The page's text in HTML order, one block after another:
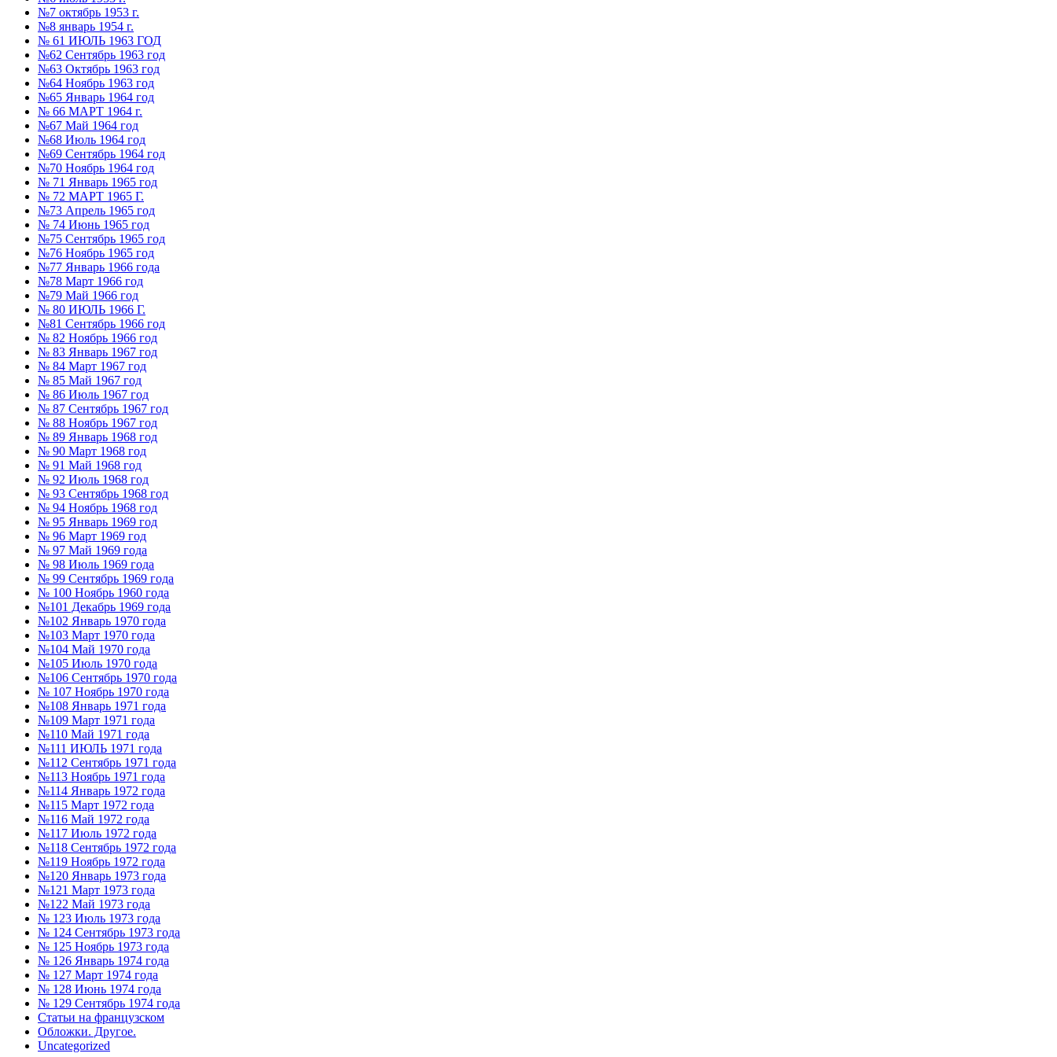
№7 октябрь 1953 г.
№8 январь 1954 г.
№ 61 ИЮЛЬ 1963 ГОД
№62 Сентябрь 1963 год
№63 Октябрь 1963 год
№64 Ноябрь 1963 год
№65 Январь 1964 год
№ 66 МАРТ 1964 г.
№67 Май 1964 год
№68 Июль 1964 год
№69 Сентябрь 1964 год
№70 Ноябрь 1964 год
№ 71 Январь 1965 год
№ 72 МАРТ 1965 Г.
№73 Апрель 1965 год
№ 74 Июнь 1965 год
№75 Сентябрь 1965 год
№76 Ноябрь 1965 год
№77 Январь 1966 года
№78 Март 1966 год
№79 Май 1966 год
№ 80 ИЮЛЬ 1966 Г.
№81 Сентябрь 1966 год
№ 82 Ноябрь 1966 год
№ 83 Январь 1967 год
№ 84 Март 1967 год
№ 85 Май 1967 год
№ 86 Июль 1967 год
№ 87 Сентябрь 1967 год
№ 88 Ноябрь 1967 год
№ 89 Январь 1968 год
№ 90 Март 1968 год
№ 91 Май 1968 год
№ 92 Июль 1968 год
№ 93 Сентябрь 1968 год
№ 94 Ноябрь 1968 год
№ 95 Январь 1969 год
№ 96 Март 1969 год
№ 97 Май 1969 года
№ 98 Июль 1969 года
№ 99 Сентябрь 1969 года
№ 100 Ноябрь 1960 года
№101 Декабрь 1969 года
№102 Январь 1970 года
№103 Март 1970 года
№104 Май 1970 года
№105 Июль 1970 года
№106 Сентябрь 1970 года
№ 107 Ноябрь 1970 года
№108 Январь 1971 года
№109 Март 1971 года
№110 Май 1971 года
№111 ИЮЛЬ 1971 года
№112 Сентябрь 1971 года
№113 Ноябрь 1971 года
№114 Январь 1972 года
№115 Март 1972 года
№116 Май 1972 года
№117 Июль 1972 года
№118 Сентябрь 1972 года
№119 Ноябрь 1972 года
№120 Январь 1973 года
№121 Март 1973 года
№122 Май 1973 года
№ 123 Июль 1973 года
№ 124 Сентябрь 1973 года
№ 125 Ноябрь 1973 года
№ 126 Январь 1974 года
№ 127 Март 1974 года
№ 128 Июнь 1974 года
№ 129 Сентябрь 1974 года
Статьи на французском
Обложки. Другое.
Uncategorized